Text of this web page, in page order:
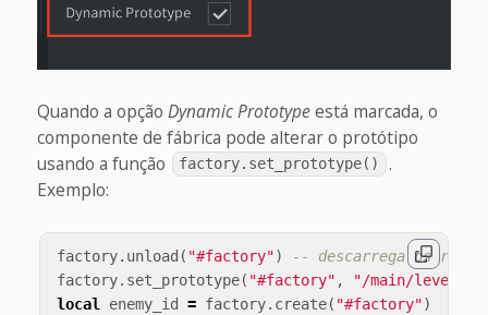
Quando a opção Dynamic Prototypeestá marcada, o
componente de fábrica pode alterar o protótipo
usando a função
factory.set_prototype()
.
Exemplo:
factory. unload ( "#factory")
-- descarrega os
factory. set_prototype( "#factory" ,
"/main/levels/
local
enemy_id = factory. create( "#factory")